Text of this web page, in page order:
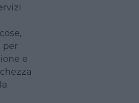
per
e